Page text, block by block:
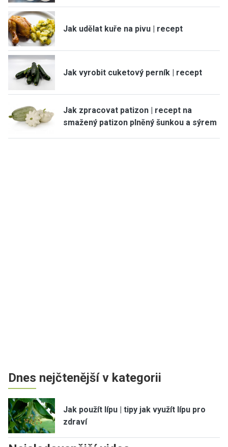
Jak udělat kuře na pivu | recept
Jak vyrobit cuketový perník | recept
Jak zpracovat patizon | recept na
smažený patizon plněný šunkou a sýrem
Dnes nejčtenější v kategorii
Jak použít lípu | tipy jak využít lípu pro
zdraví